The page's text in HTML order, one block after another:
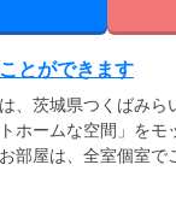
とができます
、茨城県つくばみ
ホームな空間」を
部屋は、全室個室